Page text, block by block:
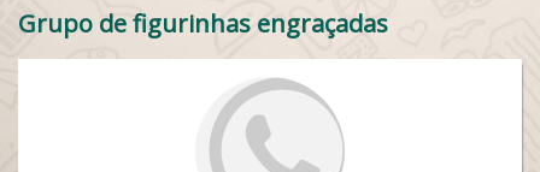
Grupo de figurinhas engraçadas